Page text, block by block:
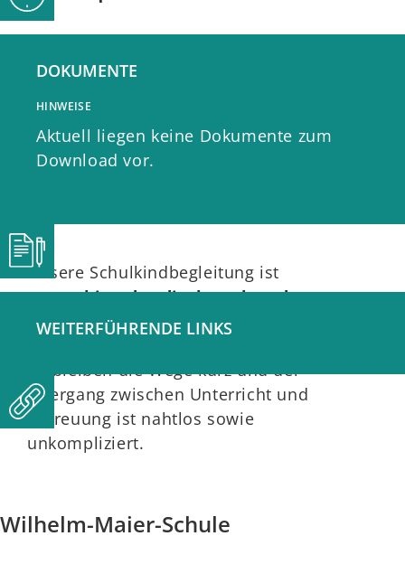
Das Fundament - unsere Ziele
Unsere Schulkindbegleitung ist
zentral in oder direkt neben dem
Schulgebäude angesiedelt
So bleiben die Wege kurz und der
Übergang zwischen Unterricht und
Betreuung ist nahtlos sowie
unkompliziert.
Wilhelm-Maier-Schule
WEITERFÜHRENDE LINKS
DOKUMENTE
HINWEISE
Aktuell liegen keine Dokumente zum
Download vor.